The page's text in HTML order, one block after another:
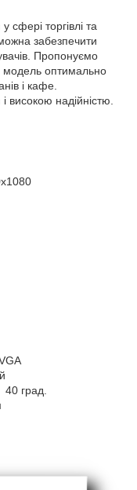
сфері торгівлі та
забезпечити
Пропонуємо
модель оптимально
і кафе.
високою надійністю.
град.